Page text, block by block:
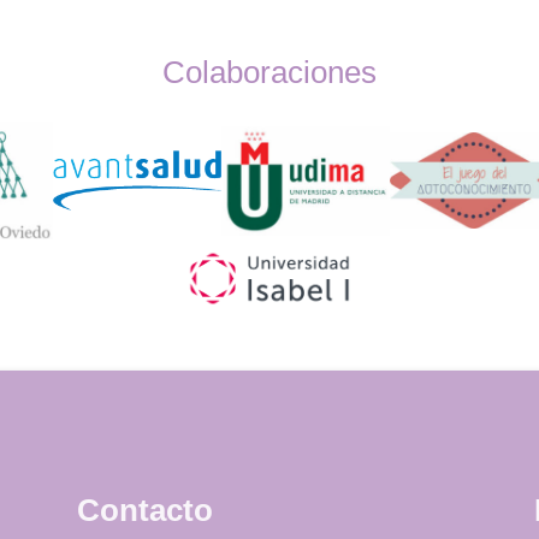
Widget
Logos
Colaboraciones
Contacto